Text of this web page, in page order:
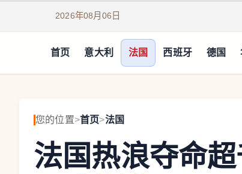
2026年08月06日
首页 意大利 法国 西班牙 德国
您的位置>首页>法国
法国热浪夺命